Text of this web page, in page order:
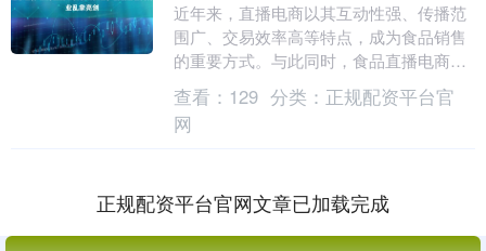
近年来，直播电商以其互动性强、传播范
围广、交易效率高等特点，成为食品销售
的重要方式。与此同时，食品直播电商领
域虚假宣传、假冒伪劣等乱象也逐渐增
多，如何规范这个市....
查看： 129 分类： 正规配资平台官
网
正规配资平台官网文章已加载完成